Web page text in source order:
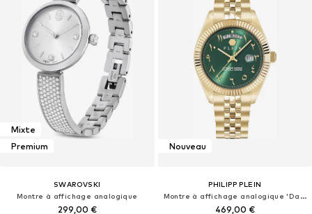
Mixte
Premium
SWAROVSKI
Montre à affichage analogique
299,00 €
Nouveau
PHILIPP PLEIN
Montre à affichage analogique 'Date Superlative'
469,00 €